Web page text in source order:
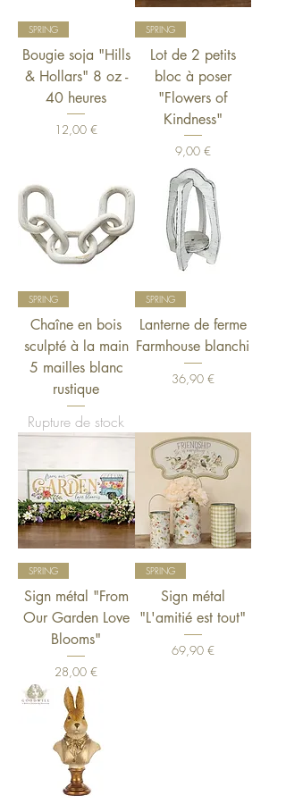
SPRING
Bougie soja "Hills
& Hollars" 8 oz -
40 heures
Prix
12,00 €
SPRING
Lot de 2 petits
bloc à poser
"Flowers of
Kindness"
Prix
9,00 €
SPRING
Chaîne en bois
sculpté à la main
5 mailles blanc
rustique
Rupture de stock
SPRING
Lanterne de ferme
Farmhouse blanchi
Prix
36,90 €
SPRING
Sign métal "From
Our Garden Love
Blooms"
Prix
28,00 €
SPRING
Sign métal
"L'amitié est tout"
Prix
69,90 €